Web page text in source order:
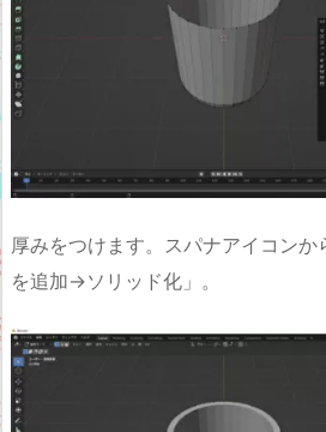
厚みをつけます。スパナアイコン
を追加→ソリッド化」。